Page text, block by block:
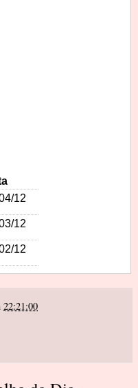
12
12
12
22:21:00